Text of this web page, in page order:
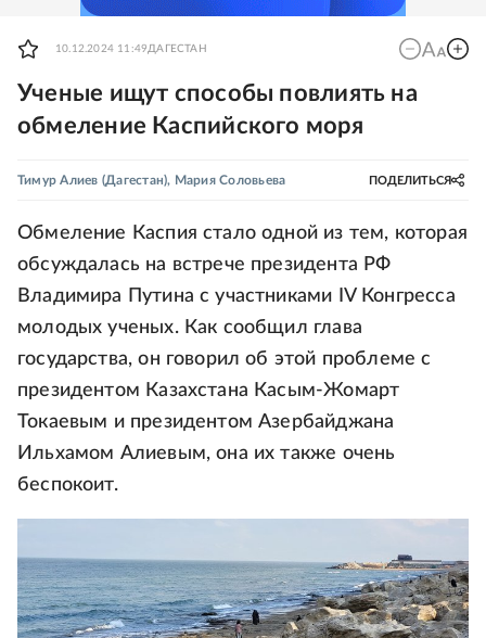
10.12.2024 11:49ДАГЕСТАН
Ученые ищут способы повлиять на
обмеление Каспийского моря
Тимур Алиев (Дагестан), Мария Соловьева ПОДЕЛИТЬСЯ
Обмеление Каспия стало одной из тем, которая
обсуждалась на встрече президента РФ
Владимира Путина с участниками IV Конгресса
молодых ученых. Как сообщил глава
государства, он говорил об этой проблеме с
президентом Казахстана Касым-Жомарт
Токаевым и президентом Азербайджана
Ильхамом Алиевым, она их также очень
беспокоит.